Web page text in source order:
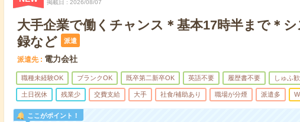
掲載日 2026/08/07
大手企業で働くチャンス＊基本17時半まで＊
録など
派遣
派遣先 電力会社
職種未経験OK ブランクOK 既卒第二新卒OK 英語不要 履歴書不要 しゅふ
土日祝休 残業少 交費支給 大手 社食/補助あり 職場が分煙 派遣多
ここがポイント！